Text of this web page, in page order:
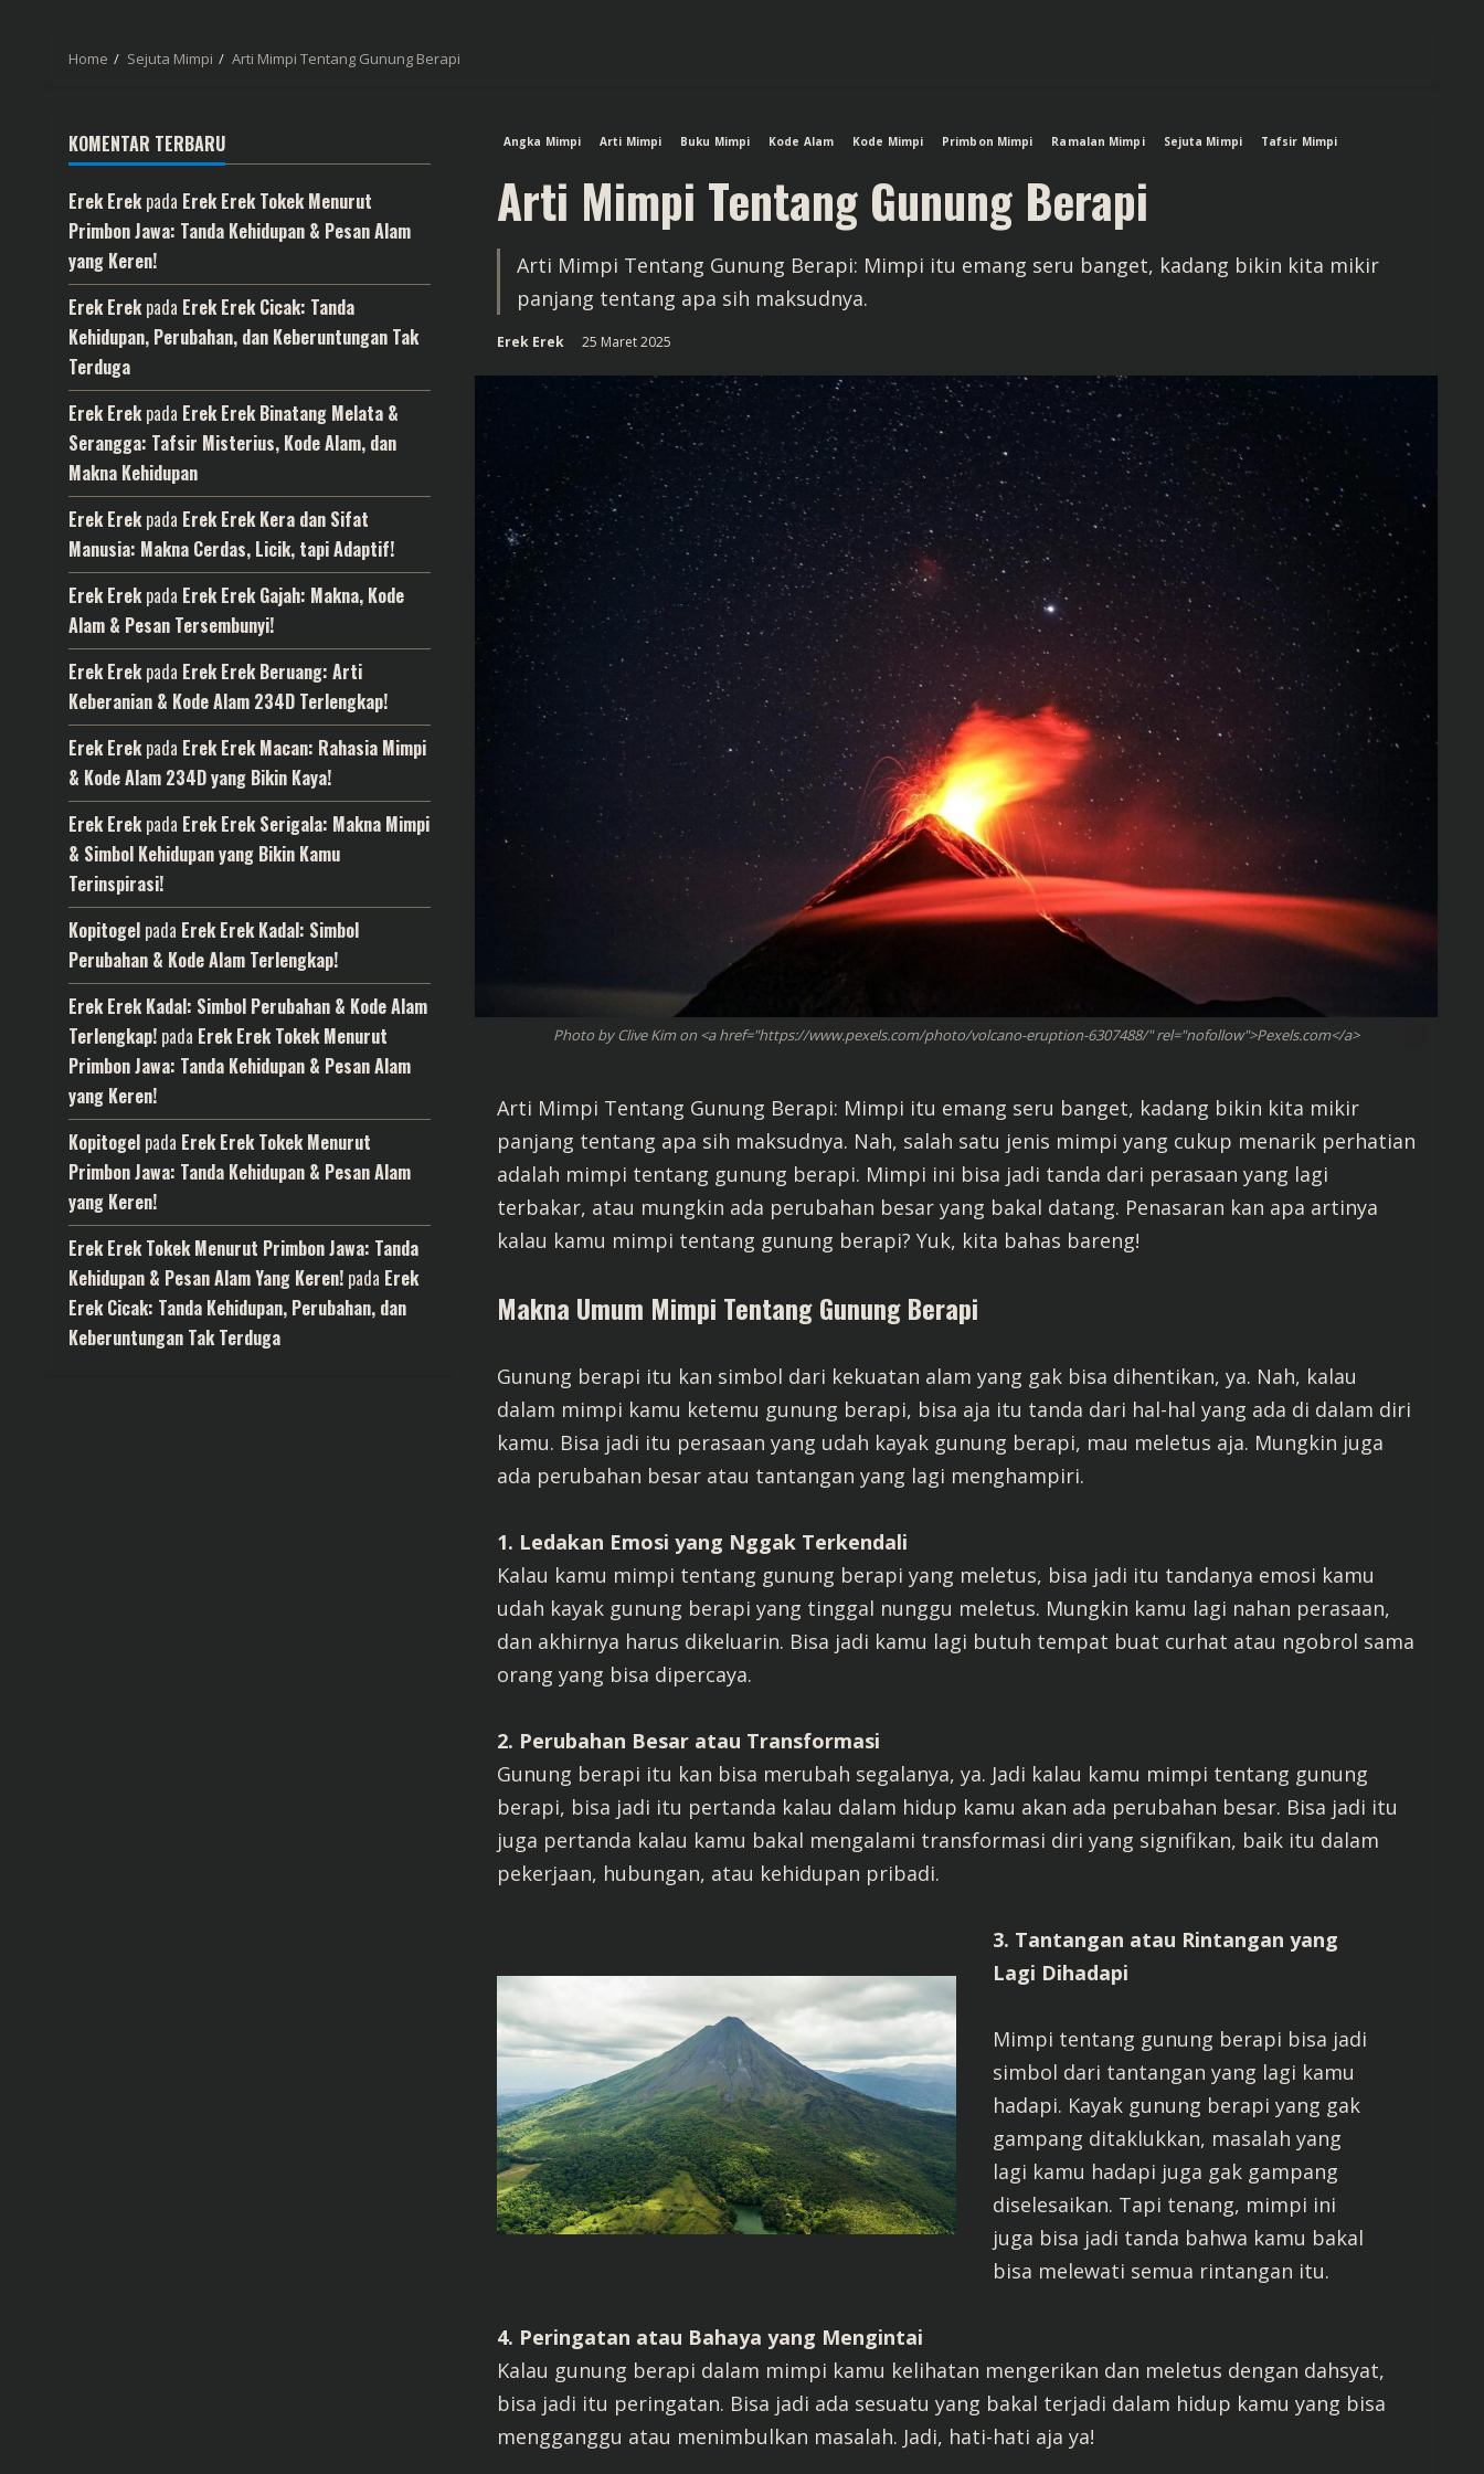
Home Sejuta Mimpi Arti Mimpi Tentang Gunung Berapi
Angka Mimpi Arti Mimpi Buku Mimpi Kode Alam Kode Mimpi Primbon Mimpi Ramalan Mimpi Sejuta Mimpi Tafsir Mimpi
Arti Mimpi Tentang Gunung Berapi
Arti Mimpi Tentang Gunung Berapi: Mimpi itu emang seru banget, kadang bikin kita mikir
panjang tentang apa sih maksudnya.
Erek Erek 25 Maret 2025
Photo by Clive Kim on <a href="https://www.pexels.com/photo/volcano-eruption-6307488/" rel="nofollow">Pexels.com</a>
Arti Mimpi Tentang Gunung Berapi: Mimpi itu emang seru banget, kadang bikin kita mikir
panjang tentang apa sih maksudnya. Nah, salah satu jenis mimpi yang cukup menarik perhatian
adalah mimpi tentang gunung berapi. Mimpi ini bisa jadi tanda dari perasaan yang lagi
terbakar, atau mungkin ada perubahan besar yang bakal datang. Penasaran kan apa artinya
kalau kamu mimpi tentang gunung berapi? Yuk, kita bahas bareng!
Makna Umum Mimpi Tentang Gunung Berapi
Gunung berapi itu kan simbol dari kekuatan alam yang gak bisa dihentikan, ya. Nah, kalau
dalam mimpi kamu ketemu gunung berapi, bisa aja itu tanda dari hal-hal yang ada di dalam diri
kamu. Bisa jadi itu perasaan yang udah kayak gunung berapi, mau meletus aja. Mungkin juga
ada perubahan besar atau tantangan yang lagi menghampiri.
1. Ledakan Emosi yang Nggak Terkendali
Kalau kamu mimpi tentang gunung berapi yang meletus, bisa jadi itu tandanya emosi kamu
udah kayak gunung berapi yang tinggal nunggu meletus. Mungkin kamu lagi nahan perasaan,
dan akhirnya harus dikeluarin. Bisa jadi kamu lagi butuh tempat buat curhat atau ngobrol sama
orang yang bisa dipercaya.
2. Perubahan Besar atau Transformasi
Gunung berapi itu kan bisa merubah segalanya, ya. Jadi kalau kamu mimpi tentang gunung
berapi, bisa jadi itu pertanda kalau dalam hidup kamu akan ada perubahan besar. Bisa jadi itu
juga pertanda kalau kamu bakal mengalami transformasi diri yang signifikan, baik itu dalam
pekerjaan, hubungan, atau kehidupan pribadi.
3. Tantangan atau Rintangan yang
Lagi Dihadapi
Mimpi tentang gunung berapi bisa jadi
simbol dari tantangan yang lagi kamu
hadapi. Kayak gunung berapi yang gak
gampang ditaklukkan, masalah yang
lagi kamu hadapi juga gak gampang
diselesaikan. Tapi tenang, mimpi ini
juga bisa jadi tanda bahwa kamu bakal
bisa melewati semua rintangan itu.
4. Peringatan atau Bahaya yang Mengintai
Kalau gunung berapi dalam mimpi kamu kelihatan mengerikan dan meletus dengan dahsyat,
bisa jadi itu peringatan. Bisa jadi ada sesuatu yang bakal terjadi dalam hidup kamu yang bisa
mengganggu atau menimbulkan masalah. Jadi, hati-hati aja ya!
KOMENTAR TERBARU
Erek Erekpada Erek Erek Tokek Menurut
Primbon Jawa: Tanda Kehidupan & Pesan Alam
yang Keren!
Erek Erekpada Erek Erek Cicak: Tanda
Kehidupan, Perubahan, dan Keberuntungan Tak
Terduga
Erek Erekpada Erek Erek Binatang Melata &
Serangga: Tafsir Misterius, Kode Alam, dan
Makna Kehidupan
Erek Erekpada Erek Erek Kera dan Sifat
Manusia: Makna Cerdas, Licik, tapi Adaptif!
Erek Erekpada Erek Erek Gajah: Makna, Kode
Alam & Pesan Tersembunyi!
Erek Erekpada Erek Erek Beruang: Arti
Keberanian & Kode Alam 234D Terlengkap!
Erek Erekpada Erek Erek Macan: Rahasia Mimpi
& Kode Alam 234D yang Bikin Kaya!
Erek Erekpada Erek Erek Serigala: Makna Mimpi
& Simbol Kehidupan yang Bikin Kamu
Terinspirasi!
Kopitogel pada Erek Erek Kadal: Simbol
Perubahan & Kode Alam Terlengkap!
Erek Erek Kadal: Simbol Perubahan & Kode Alam
Terlengkap! pada Erek Erek Tokek Menurut
Primbon Jawa: Tanda Kehidupan & Pesan Alam
yang Keren!
Kopitogel pada Erek Erek Tokek Menurut
Primbon Jawa: Tanda Kehidupan & Pesan Alam
yang Keren!
Erek Erek Tokek Menurut Primbon Jawa: Tanda
Kehidupan & Pesan Alam Yang Keren! pada Erek
Erek Cicak: Tanda Kehidupan, Perubahan, dan
Keberuntungan Tak Terduga